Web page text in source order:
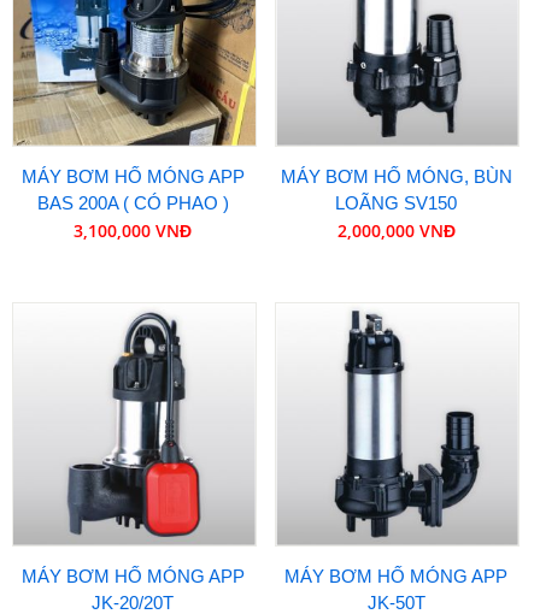
MÁY BƠM HỐ MÓNG APP
BAS 200A ( CÓ PHAO )
3,100,000 VNĐ
MÁY BƠM HỐ MÓNG, BÙN
LOÃNG SV150
2,000,000 VNĐ
MÁY BƠM HỐ MÓNG APP
JK-20/20T
MÁY BƠM HỐ MÓNG APP
JK-50T